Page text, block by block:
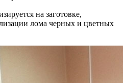
на заготовке,
лома черных и цветных